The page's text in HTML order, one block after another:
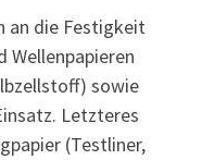
an die Festigkeit
Wellenpapieren
sowie
Letzteres
(Testliner,